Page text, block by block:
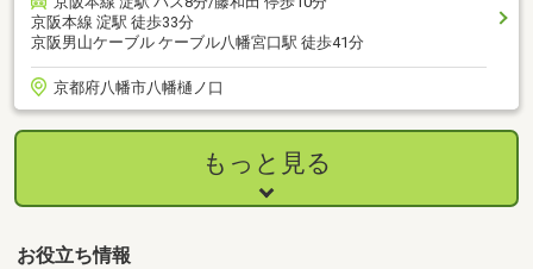
京阪本線 淀駅 徒歩33分
京阪男山ケーブル ケーブル八幡宮口駅 徒歩41分
京都府八幡市八幡樋ノ口
もっと見る
お役立ち情報